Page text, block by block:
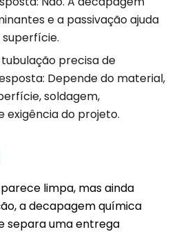
e a passivação ajuda
precisa de
Depende do material,
soldagem,
exigência do projeto.
limpa, mas ainda
a decapagem química
separa uma entrega